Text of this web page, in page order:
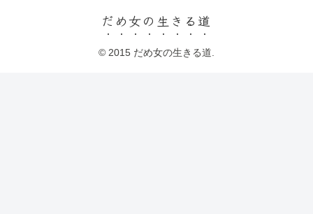
だめ女の生きる道
© 2015 だめ女の生きる道.